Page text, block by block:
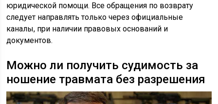
юридической помощи. Все обращения по возврату
следует направлять только через официальные
каналы, при наличии правовых оснований и
документов.
Можно ли получить судимость за
ношение травмата без разрешения